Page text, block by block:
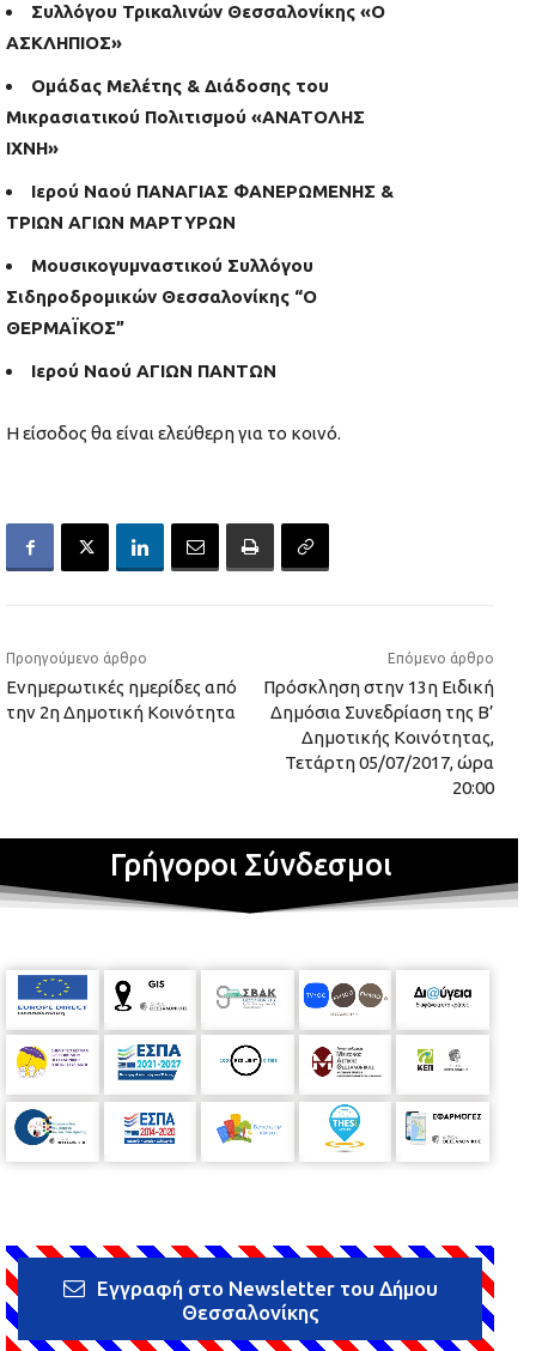
Συλλόγου Τρικαλινών Θεσσαλονίκης «Ο
ΑΣΚΛΗΠΙΟΣ»
Ομάδας Μελέτης & Διάδοσης του
Μικρασιατικού Πολιτισμού «ΑΝΑΤΟΛΗΣ
ΙΧΝΗ»
Ιερού Ναού ΠΑΝΑΓΙΑΣ ΦΑΝΕΡΩΜΕΝΗΣ &
ΤΡΙΩΝ ΑΓΙΩΝ ΜΑΡΤΥΡΩΝ
Μουσικογυμναστικού Συλλόγου
Σιδηροδρομικών Θεσσαλονίκης “Ο
ΘΕΡΜΑΪΚΟΣ”
Ιερού Ναού ΑΓΙΩΝ ΠΑΝΤΩΝ
Η είσοδος θα είναι ελεύθερη για το κοινό.
Προηγούμενο άρθρο
Ενημερωτικές ημερίδες από
την 2η Δημοτική Κοινότητα
Επόμενο άρθρο
Πρόσκληση στην 13η Ειδική
Δημόσια Συνεδρίαση της Β’
Δημοτικής Κοινότητας,
Τετάρτη 05/07/2017, ώρα
20:00
Γρήγοροι Σύνδεσμοι
Εγγραφή στο Newsletter του Δήμου
Θεσσαλονίκης